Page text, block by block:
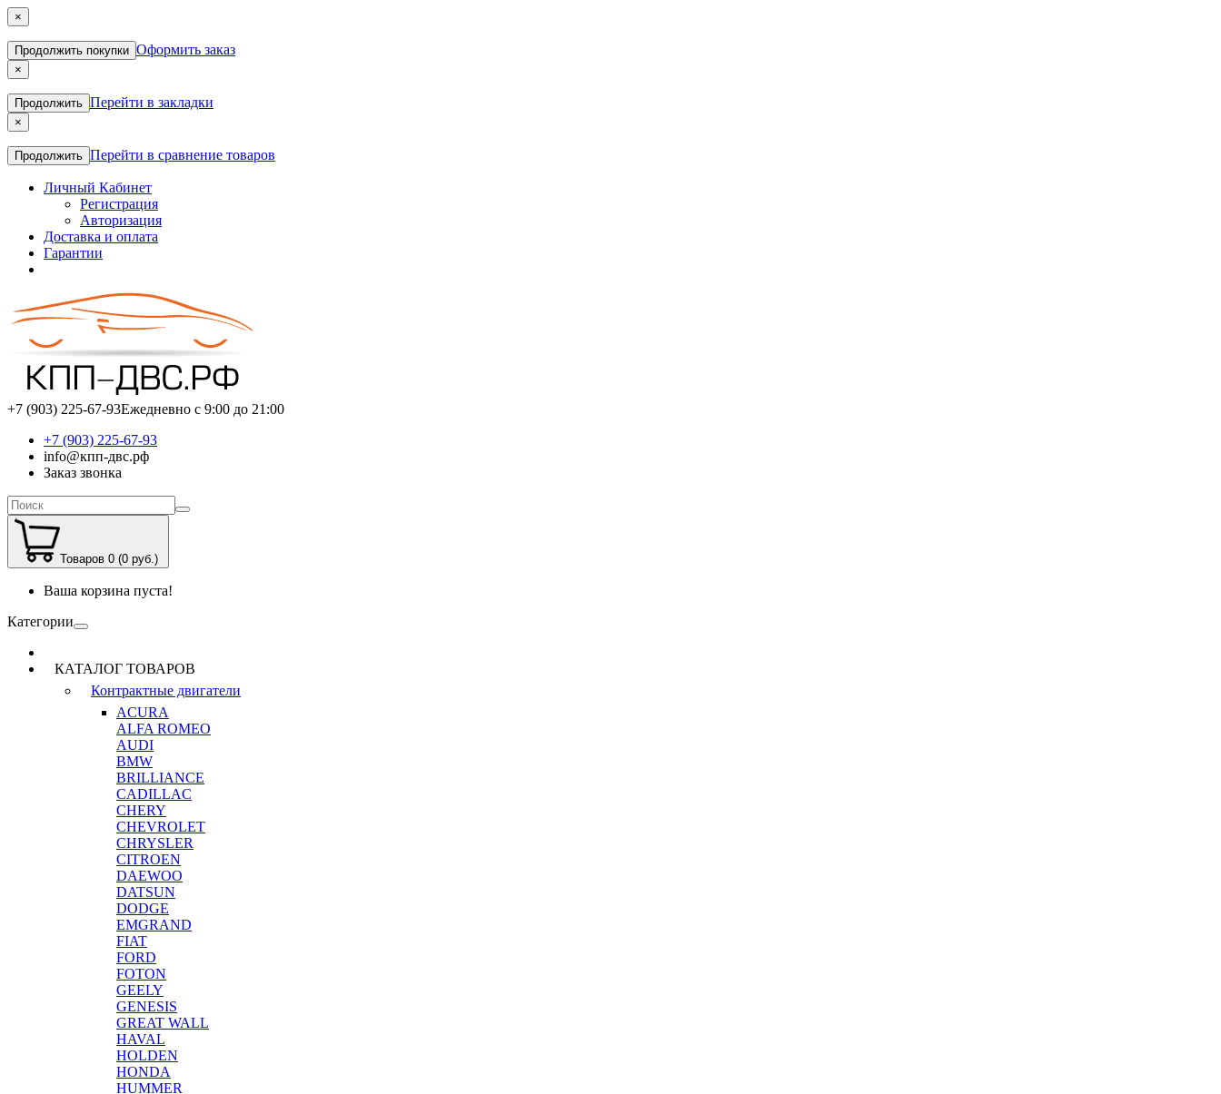
×
Продолжить покупки Оформить заказ
×
Продолжить Перейти в закладки
×
Продолжить Перейти в сравнение товаров
Личный Кабинет
Регистрация
Авторизация
Доставка и оплата
Гарантии
+7 (903) 225-67-93Ежедневно с 9:00 до 21:00
+7 (903) 225-67-93
info@кпп-двс.рф
Заказ звонка
Товаров 0 (0 руб.)
Ваша корзина пуста!
Категории
КАТАЛОГ ТОВАРОВ
Контрактные двигатели
ACURA
ALFA ROMEO
AUDI
BMW
BRILLIANCE
CADILLAC
CHERY
CHEVROLET
CHRYSLER
CITROEN
DAEWOO
DATSUN
DODGE
EMGRAND
FIAT
FORD
FOTON
GEELY
GENESIS
GREAT WALL
HAVAL
HOLDEN
HONDA
HUMMER